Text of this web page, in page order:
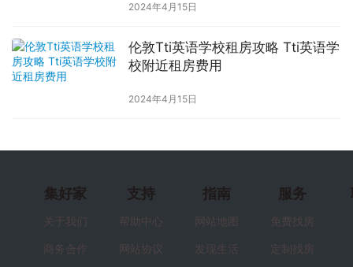
2024年4月15日
伦敦Tti英语学校租房攻略 Tti英语学
校附近租房费用
2024年4月15日
集好家
关于我们
商务合作
支持
帮助中心
网站协议
指南
网站地图
发现生活
服务
免费找房
定制找房